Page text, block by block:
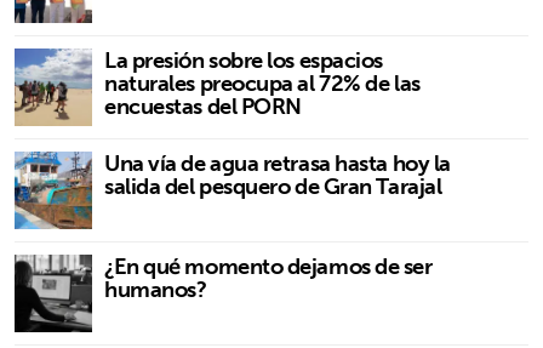
La presión sobre los espacios
naturales preocupa al 72% de las
encuestas del PORN
Una vía de agua retrasa hasta hoy la
salida del pesquero de Gran Tarajal
¿En qué momento dejamos de ser
humanos?